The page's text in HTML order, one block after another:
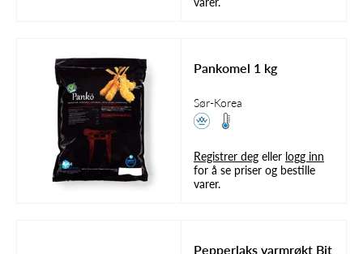
Pankomel 1 kg
Sør-Korea
Registrer deg eller logg inn
for å se priser og bestille
varer.
Pepperlaks varmrøkt Bit